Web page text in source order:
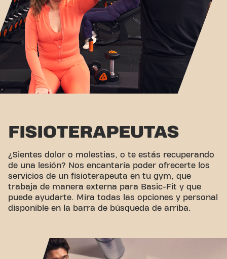
FISIOTERAPEUTAS
¿Sientes dolor o molestias, o te estás recuperando
de una lesión? Nos encantaría poder ofrecerte los
servicios de un fisioterapeuta en tu gym, que
trabaja de manera externa para Basic-Fit y que
puede ayudarte. Mira todas las opciones y personal
disponible en la barra de búsqueda de arriba.